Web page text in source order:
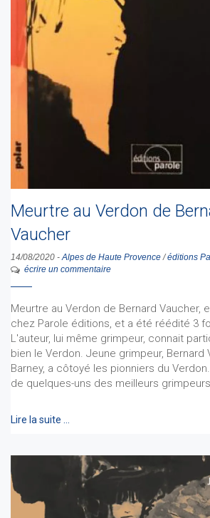
Meurtre au Verdon de
Vaucher
14/08/2020 - Alpes de Haute Provence /éditions
écrire un commentaire
Meurtre au Verdon de Bernard Vaucher,
chez Parole éditions, et a été réédité 3
L'auteur, lui même grimpeur, connait
bien le Verdon. Jeune grimpeur, Bernard
Barney, a côtoyé les pionniers du
de quelques-uns des meilleurs
Lire la suite …